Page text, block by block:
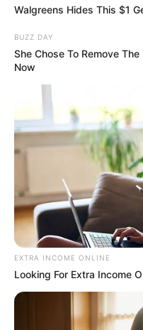
L’analyse des
surveiller
Walgreens Hides This $1
BUZZ DAY
She Chose To Remove
Now
EXTRA INCOME ONLINE
Looking For Extra Income